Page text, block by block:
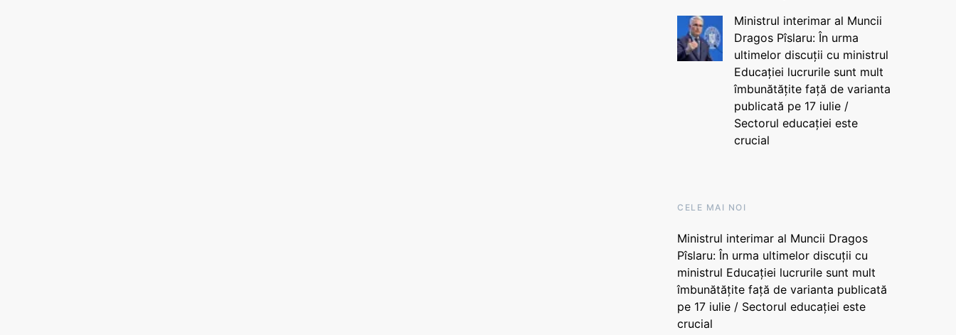
Ministrul interimar al Muncii
Dragos Pîslaru: În urma
ultimelor discuții cu ministrul
Educației lucrurile sunt mult
îmbunătățite față de varianta
publicată pe 17 iulie /
Sectorul educației este
crucial
CELE MAI NOI
Ministrul interimar al Muncii Dragos
Pîslaru: În urma ultimelor discuții cu
ministrul Educației lucrurile sunt mult
îmbunătățite față de varianta publicată
pe 17 iulie / Sectorul educației este
crucial